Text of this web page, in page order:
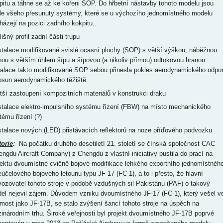
a táhne se až ke kořeni SOP. Do hřbetní nástavby tohoto modelu jsou
všeho přesunuty systémy, které se u výchozího jednomístného modelu
na pozici zadního kokpitu.
profil zadní části trupu
modifikované svislé ocasní plochy (SOP) s větší výškou, náběžnou
s větším úhlem šípu a šípovou (a nikoliv přímou) odtokovou hranou.
takto modifikované SOP sebou přinesla pokles aerodynamického
aerodynamického těžiště.
zastoupení kompozitních materiálů v konstrukci draku
elektro-impulsního systému řízení (FBW) na místo mechanického
řízení (?)
nových (LED) přistávacích reflektorů na noze příďového podvozku
:Na počátku druhého desetiletí 21. století se čínská společnost CAC
Aircraft Company) z Chengdu z vlastní iniciativy pustila do prací na
dvoumístné cvičně-bojové modifikace lehkého exportního
bojového letounu typu JF-17 (FC-1), a to i přesto, že hlavní
tohoto stroje v podobě vzdušných sil Pákistánu (PAF) o takový
nejevil zájem. Důvodem vzniku dvoumístného JF-17 (FC-1), který vešel
jako JF-17B, se stalo zvýšení šancí tohoto stroje na úspěch na
trhu. Široké veřejnosti byl projekt dvoumístného JF-17B poprvé